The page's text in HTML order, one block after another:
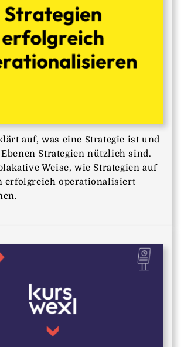
auf, was eine Strategie ist und
Strategien nützlich sind.
Weise, wie Strategien auf
erfolgreich operationalisiert